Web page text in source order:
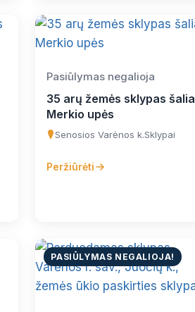
Pasiūlymas negalioja
35 arų žemės sklypas šalia
Merkio upės
Senosios Varėnos k.Sklypai
Peržiūrėti
PASIŪLYMAS NEGALIOJA!